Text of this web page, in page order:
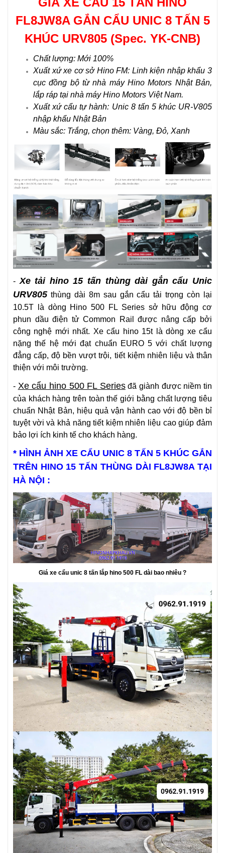
FL8JW8A GẮN CẨU UNIC 8 TẤN 5
KHÚC URV805 (Spec. YK-CNB)
Chất lượng: Mới 100%
Xuất xứ xe cơ sở Hino FM: Linh kiện nhập khẩu 3
cục đồng bộ từ nhà máy Hino Motors Nhật Bản,
lắp ráp tại nhà máy Hino Motors Việt Nam.
Xuất xứ cẩu tự hành: Unic 8 tấn 5 khúc UR-V805
nhập khẩu Nhật Bản
Màu sắc: Trắng, chọn thêm: Vàng, Đỏ, Xanh
- Xe tải hino 15 tấn thùng dài gắn cẩu Unic
URV805thùng dài 8m sau gắn cẩu tải trọng còn lại
10.5T là dòng Hino 500 FL Series sở hữu động cơ
phun dầu điện tử Common Rail được nâng cấp bởi
công nghệ mới nhất. Xe cẩu hino 15t là dòng xe cẩu
nặng thế hệ mới đạt chuẩn EURO 5 với chất lượng
đẳng cấp, độ bền vượt trội, tiết kiệm nhiên liệu và thân
thiện với môi trường.
- Xe cẩu hino 500 FL Seriesđã giành được niềm tin
của khách hàng trên toàn thế giới bằng chất lượng tiêu
chuẩn Nhật Bản, hiệu quả vận hành cao với độ bền bỉ
tuyệt vời và khả năng tiết kiệm nhiên liệu cao giúp đảm
bảo lợi ích kinh tế cho khách hàng.
* HÌNH ẢNH XE CẨU UNIC 8 TẤN 5 KHÚC GẮN
TRÊN HINO 15 TẤN THÙNG DÀI FL8JW8A TẠI
HÀ NỘI :
Giá xe cẩu unic 8 tấn lắp hino 500 FL dài bao nhiêu ?